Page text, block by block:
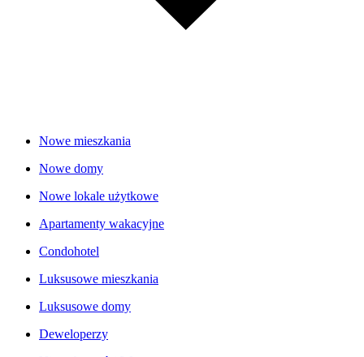
Nowe mieszkania
Nowe domy
Nowe lokale użytkowe
Apartamenty wakacyjne
Condohotel
Luksusowe mieszkania
Luksusowe domy
Deweloperzy